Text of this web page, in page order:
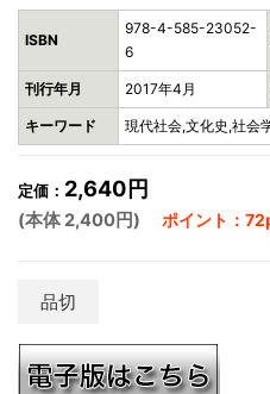
ISBN
978-4-585-23052-
6
刊行年月 2017年4月
キーワード 現代社会,文化史,社会
定価： 2,640円
(本体 2,400円) ポイント：
品切